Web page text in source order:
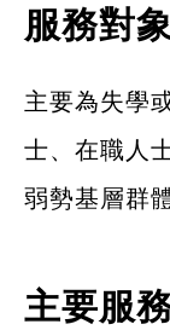
服務對
主要為失學
士、在職人
弱勢基層群
主要服